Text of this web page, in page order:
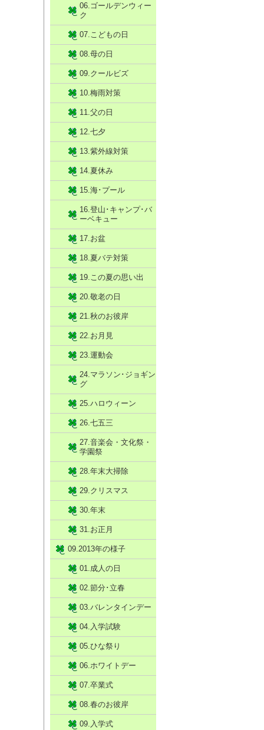
06.ゴールデンウィー
ク
07.こどもの日
08.母の日
09.クールビズ
10.梅雨対策
11.父の日
12.七夕
13.紫外線対策
14.夏休み
15.海･プール
16.登山･キャンプ･バ
ーベキュー
17.お盆
18.夏バテ対策
19.この夏の思い出
20.敬老の日
21.秋のお彼岸
22.お月見
23.運動会
24.マラソン･ジョギン
グ
25.ハロウィーン
26.七五三
27.音楽会・文化祭・
学園祭
28.年末大掃除
29.クリスマス
30.年末
31.お正月
09.2013年の様子
01.成人の日
02.節分･立春
03.バレンタインデー
04.入学試験
05.ひな祭り
06.ホワイトデー
07.卒業式
08.春のお彼岸
09.入学式